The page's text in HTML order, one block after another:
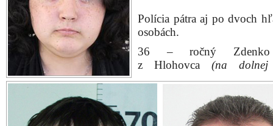
Polícia pátra aj po dvoch
osobách.
36 – ročný Zdenko
z Hlohovca (na dolnej